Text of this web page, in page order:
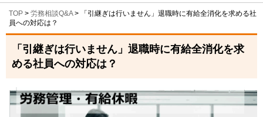
TOP > 労務相談Q&A> 「引継ぎは行いません」退職時に有給全消化を求める社
員への対応は？
「引継ぎは行いません」退職時に有給全消化を求
める社員への対応は？